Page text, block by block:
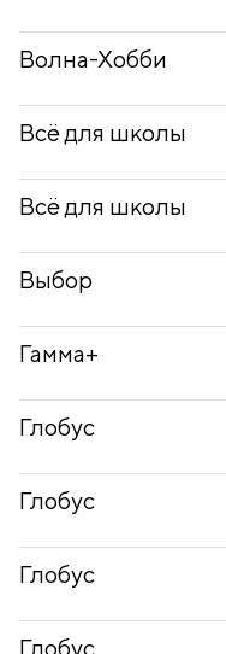
Волна-Хобби
Всё для школы
Всё для школы
Выбор
Гамма+
Глобус
Глобус
Глобус
Глобус